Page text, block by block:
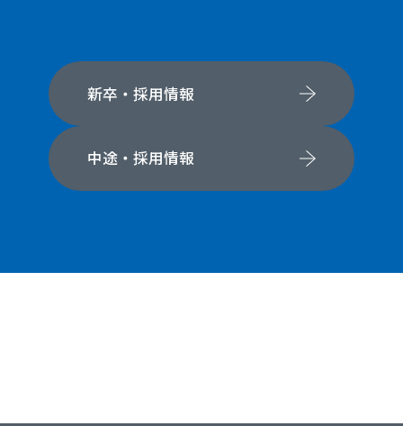
新卒・採用情報
中途・採用情報